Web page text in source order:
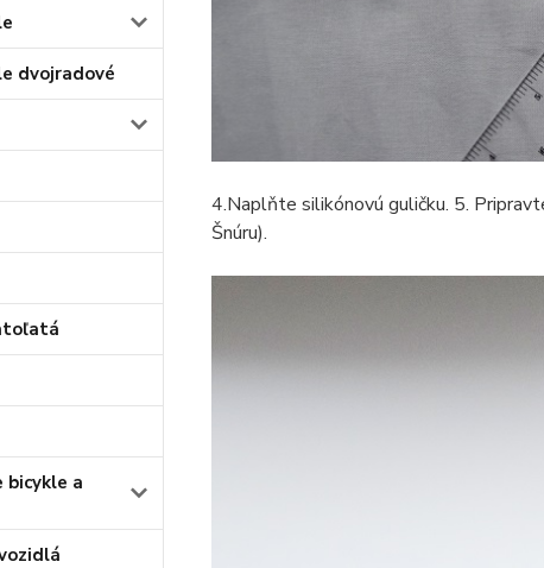
dvojradové
bicykle a
4.Naplňte silikónovú guličku. 5.
Šnúru).